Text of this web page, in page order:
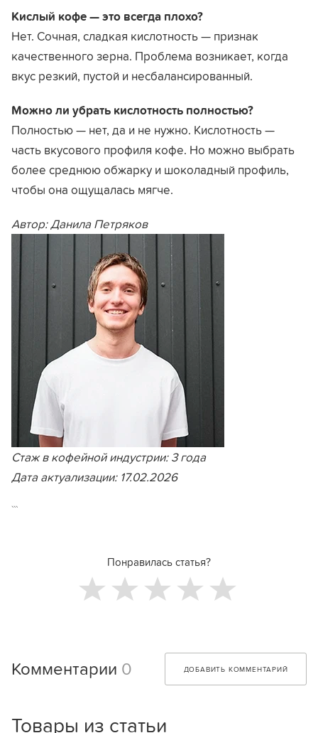
Кислый кофе — это всегда плохо?
Нет. Сочная, сладкая кислотность — признак
качественного зерна. Проблема возникает, когда
вкус резкий, пустой и несбалансированный.
Можно ли убрать кислотность полностью?
Полностью — нет, да и не нужно. Кислотность —
часть вкусового профиля кофе. Но можно выбрать
более среднюю обжарку и шоколадный профиль,
чтобы она ощущалась мягче.
Автор: Данила Петряков
Стаж в кофейной индустрии: 3 года
Дата актуализации: 17.02.2026
```
Понравилась статья?
Комментарии 0 ДОБАВИТЬ КОММЕНТАРИЙ
Товары из статьи